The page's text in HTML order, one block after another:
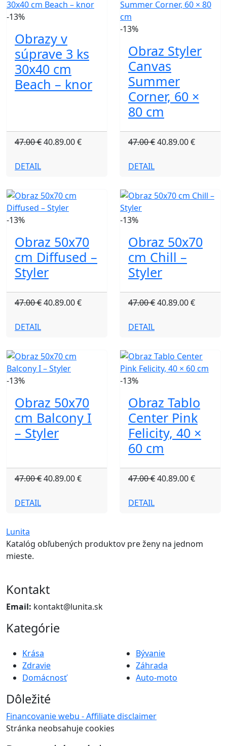
-13%
Obrazy v
súprave 3 ks
30x40 cm
Beach – knor
47.00 €40.89.00 €
DETAIL
-13%
Obraz Styler
Canvas
Summer
Corner, 60 ×
80 cm
47.00 €40.89.00 €
DETAIL
-13%
Obraz 50x70
cm Diffused –
Styler
47.00 €40.89.00 €
DETAIL
-13%
Obraz 50x70
cm Chill –
Styler
47.00 €40.89.00 €
DETAIL
-13%
Obraz 50x70
cm Balcony I
– Styler
47.00 €40.89.00 €
DETAIL
-13%
Obraz Tablo
Center Pink
Felicity, 40 ×
60 cm
47.00 €40.89.00 €
DETAIL
Lunita
Katalóg obľubených produktov pre ženy na jednom
mieste.
Kontakt
Email: kontakt@lunita.sk
Kategórie
Krása
Zdravie
Domácnosť
Bývanie
Záhrada
Auto-moto
Dôležité
Financovanie webu - Affiliate disclaimer
Stránka neobsahuje cookies